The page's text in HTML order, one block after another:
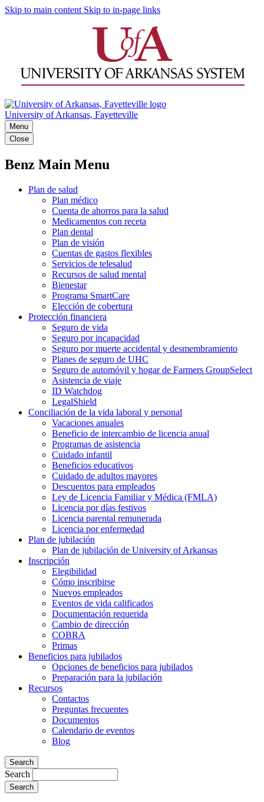
Skip to main content Skip to in-page links
University of Arkansas, Fayetteville
Menu
Close
Benz Main Menu
Plan de salud
Plan médico
Cuenta de ahorros para la salud
Medicamentos con receta
Plan dental
Plan de visión
Cuentas de gastos flexibles
Servicios de telesalud
Recursos de salud mental
Bienestar
Programa SmartCare
Elección de cobertura
Protección financiera
Seguro de vida
Seguro por incapacidad
Seguro por muerte accidental y desmembramiento
Planes de seguro de UHC
Seguro de automóvil y hogar de Farmers GroupSelect
Asistencia de viaje
ID Watchdog
LegalShield
Conciliación de la vida laboral y personal
Vacaciones anuales
Beneficio de intercambio de licencia anual
Programas de asistencia
Cuidado infantil
Beneficios educativos
Cuidado de adultos mayores
Descuentos para empleados
Ley de Licencia Familiar y Médica (FMLA)
Licencia por días festivos
Licencia parental remunerada
Licencia por enfermedad
Plan de jubilación
Plan de jubilación de University of Arkansas
Inscripción
Elegibilidad
Cómo inscribirse
Nuevos empleados
Eventos de vida calificados
Documentación requerida
Cambio de dirección
COBRA
Primas
Beneficios para jubilados
Opciones de beneficios para jubilados
Preparación para la jubilación
Recursos
Contactos
Preguntas frecuentes
Documentos
Calendario de eventos
Blog
Search
Search